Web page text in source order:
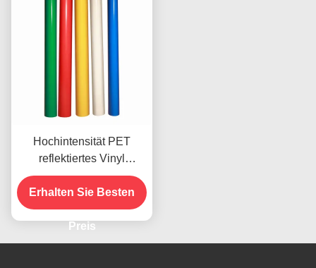
Hochintensität PET
reflektiertes Vinyl
Durchsichtiges
reflektierendes Vinylblech
Erhalten Sie Besten
Preis